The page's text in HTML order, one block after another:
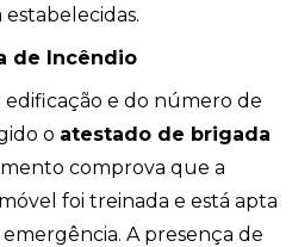
de Incêndio
e do número de
o atestado de brigada
comprova que a
foi treinada e está apta
A presença de